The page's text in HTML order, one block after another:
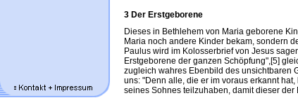
3 Der Erstgeborene
Dieses in Bethlehem von Maria geborene
Maria noch andere Kinder bekam, sondern
Paulus wird im Kolosserbrief von Jesus
Erstgeborene der ganzen Schöpfung",[5]
zugleich wahres Ebenbild des unsichtbaren
uns: "Denn alle, die er im voraus erkannt
seines Sohnes teilzuhaben, damit dieser